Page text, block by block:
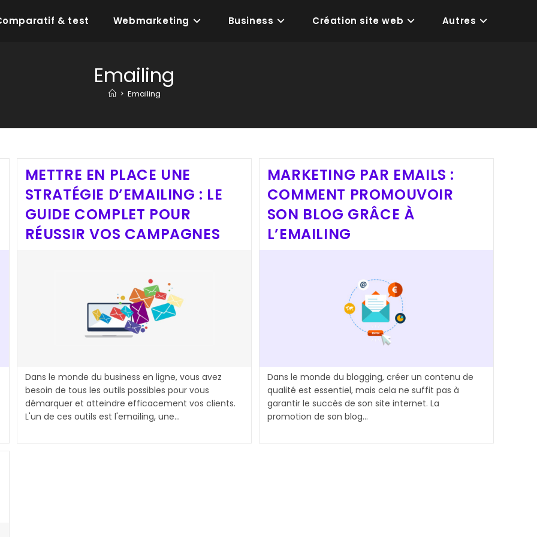
& test Webmarketing Business Création site web Autres
Emailing
> Emailing
METTRE EN PLACE UNE
STRATÉGIE D’EMAILING : LE
GUIDE COMPLET POUR
RÉUSSIR VOS CAMPAGNES
Dans le monde du business en ligne, vous avez
besoin de tous les outils possibles pour vous
démarquer et atteindre efficacement vos clients.
L'un de ces outils est l'emailing, une…
MARKETING PAR EMAILS :
COMMENT PROMOUVOIR
SON BLOG GRÂCE À
L’EMAILING
Dans le monde du blogging, créer un contenu de
qualité est essentiel, mais cela ne suffit pas à
garantir le succès de son site internet. La
promotion de son blog…